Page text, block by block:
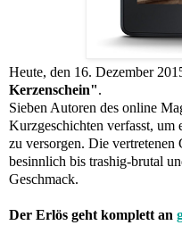
Heute, den 16. Dezember
Kerzenschein".
Sieben Autoren des online
Kurzgeschichten verfasst,
zu versorgen. Die
besinnlich bis trashig-brutal
Geschmack.
Der Erlös geht komplett an